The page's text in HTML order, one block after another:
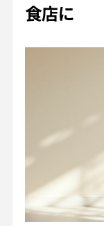
食店に